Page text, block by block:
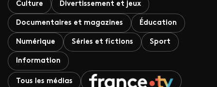
Culture Divertissement et jeux
Documentaires et magazines Éducation
Numérique Séries et fictions Sport
Information
Tous les médias